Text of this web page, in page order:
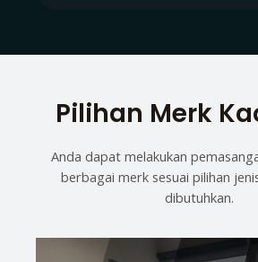
Pilihan Merk
Anda dapat melakukan
berbagai merk sesuai pilihan
dibutuhkan.